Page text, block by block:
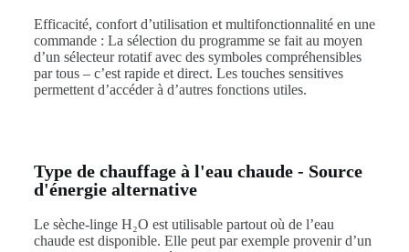
Efficacité, confort d’utilisation et multifonctionnalité en une
commande : La sélection du programme se fait au moyen
d’un sélecteur rotatif avec des symboles compréhensibles
par tous – c’est rapide et direct. Les touches sensitives
permettent d’accéder à d’autres fonctions utiles.
Type de chauffage à l'eau chaude - Source
d'énergie alternative
Le sèche-linge H₂O est utilisable partout où de l’eau
chaude est disponible. Elle peut par exemple provenir d’un